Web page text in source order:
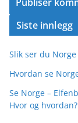
Siste innlegg
Slik ser du
Hvordan se
Se Norge –
Hvor og hvordan?